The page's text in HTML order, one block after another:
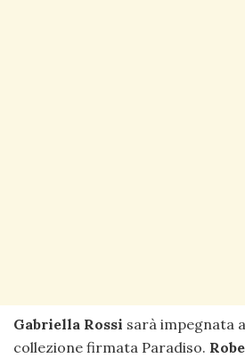
Gabriella Rossi sarà impegnata
collezione firmata Paradiso.